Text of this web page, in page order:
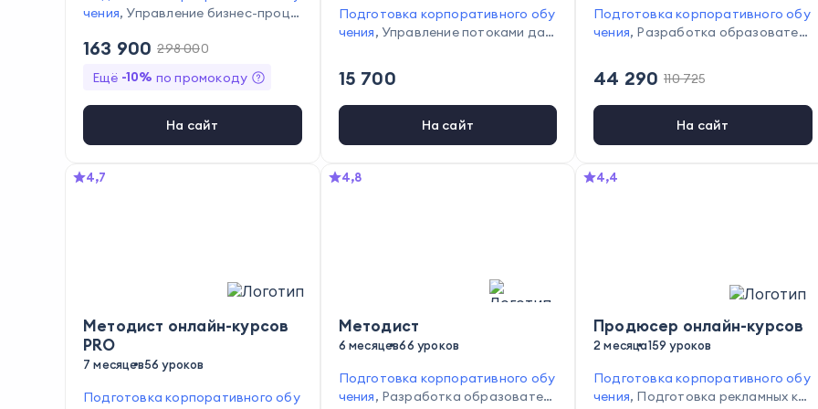
чения,Управление бизнес-проце
Анализ эффективности бизнес-п
163 900 298 000
Ещё -10% по промокоду
На сайт
Подготовка корпоративного обу
чения, Управление потоками дан
галтерских отчётностей
е бухгалтерского учёта
ение аудита
15 700
На сайт
Подготовка корпоративного обу
чения, Разработка образовател
на обучения
ой коммуникации
лей и задач,Планирование и орг
анизация времени,Анализ целев
ой аудитории
44 290 110 725
На сайт
4,7
Методист онлайн-курсов
PRO
7 месяцев56 уроков
Подготовка корпоративного обу
4,8
Методист
6 месяцев66 уроков
Подготовка корпоративного обу
чения, Разработка образовател
4,4
Продюсер онлайн-курсов
2 месяца159 уроков
Подготовка корпоративного обу
чения, Подготовка рекламных ка